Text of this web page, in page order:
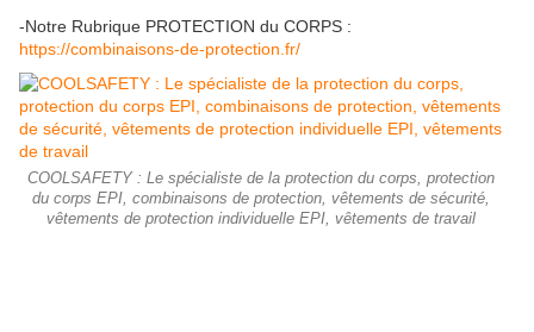
-Notre Rubrique PROTECTION du CORPS :
https://combinaisons-de-protection.fr/
COOLSAFETY : Le spécialiste de la protection du corps, protection
du corps EPI, combinaisons de protection, vêtements de sécurité,
vêtements de protection individuelle EPI, vêtements de travail